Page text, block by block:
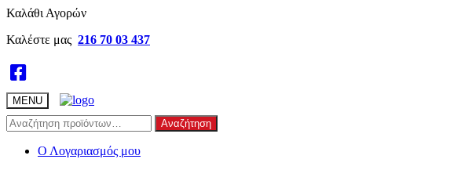
Skip
navigation
Skip
content
Καλάθι Αγορών
Καλέστε μας 216 70 03 437
MENU
Αναζήτηση
για:
Αναζήτηση
Ο Λογαριασμός μου